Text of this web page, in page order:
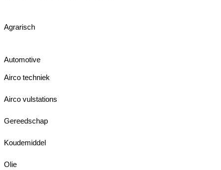
Agrarisch
Automotive
Airco techniek
Airco vulstations
Gereedschap
Koudemiddel
Olie